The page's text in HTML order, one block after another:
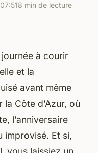
8 min de lecture
à courir
et la
avant même
la Côte d’Azur, où
l’anniversaire
improvisé. Et si,